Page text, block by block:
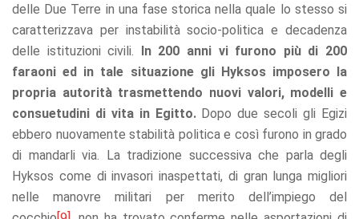
delle Due Terre in una fase storica nella quale lo stesso si
caratterizzava per instabilità socio-politica e decadenza
delle istituzioni civili. In 200 anni vi furono più di 200
faraoni ed in tale situazione gli Hyksos imposero la
propria autorità trasmettendo nuovi valori, modelli e
consuetudini di vita in Egitto.Dopo due secoli gli Egizi
ebbero nuovamente stabilità politica e così furono in grado
di mandarli via. La tradizione successiva che parla degli
Hyksos come di invasori inaspettati, di gran lunga migliori
nelle manovre militari per merito dell’impiego del